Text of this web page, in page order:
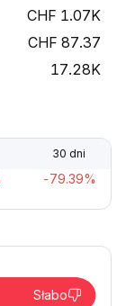
1.07K
87.37
17.28K
30 dni
-79.39%
Słabo